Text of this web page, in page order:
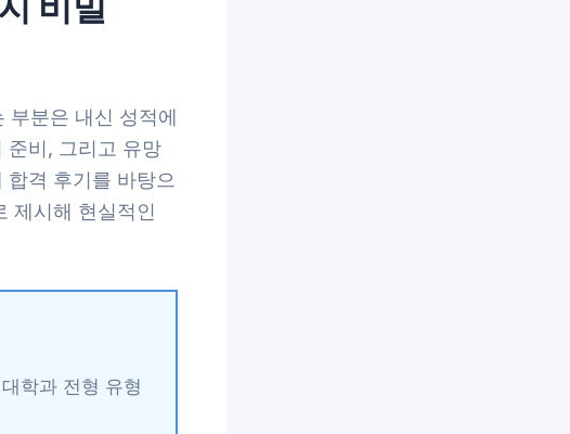
부분은 내신 성적에
준비, 그리고 유망
격 후기를 바탕으
제시해 현실적인
학과 전형 유형